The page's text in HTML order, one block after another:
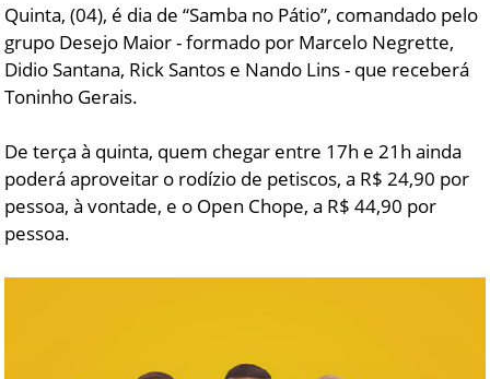
Quinta, (04), é dia de “Samba no Pátio”, comandado pelo
grupo Desejo Maior - formado por Marcelo Negrette,
Didio Santana, Rick Santos e Nando Lins - que receberá
Toninho Gerais.
De terça à quinta, quem chegar entre 17h e 21h ainda
poderá aproveitar o rodízio de petiscos, a R$ 24,90 por
pessoa, à vontade, e o Open Chope, a R$ 44,90 por
pessoa.